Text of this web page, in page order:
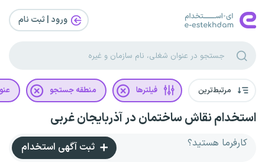
ورود | ثبت‌ نام
مرتبط‌ترین فیلترها منطقه جستجو
استخدام نقاش ساختمان در آذربایجان غربی
کارفرما هستید؟ ثبت آگهی استخدام